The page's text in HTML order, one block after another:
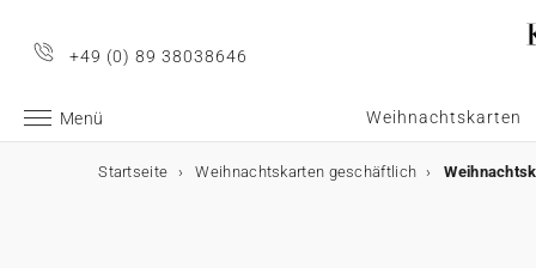
+49 (0) 89 38038646
Menü Weihnachtskarten
Geschäftliche Weihnachtskarten
Geschäftliche Weihnachtskarten
E-Karten
Weihnachtskarten mit Schokolade
Werbeartikel für Unternehmen
Startseite Weihnachtskarten geschäftlich